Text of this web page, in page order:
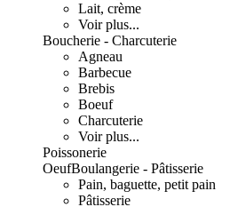
Lait, crème
Voir plus...
Boucherie - Charcuterie
Agneau
Barbecue
Brebis
Boeuf
Charcuterie
Voir plus...
Poissonerie
OeufBoulangerie - Pâtisserie
Pain, baguette, petit pain
Pâtisserie